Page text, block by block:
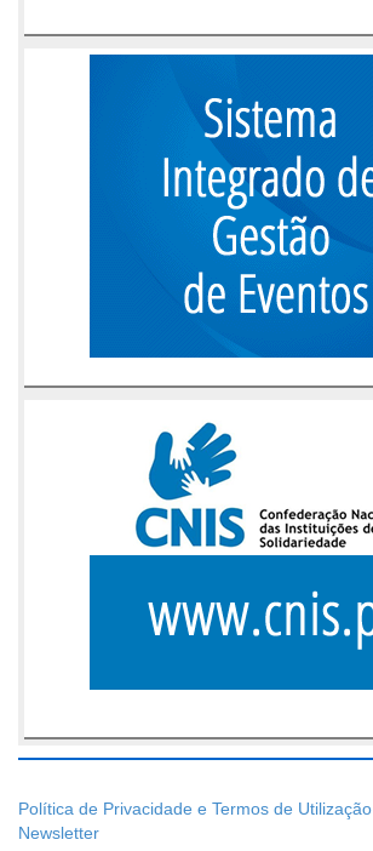
Política de Privacidade e Termos de Utilização
Newsletter